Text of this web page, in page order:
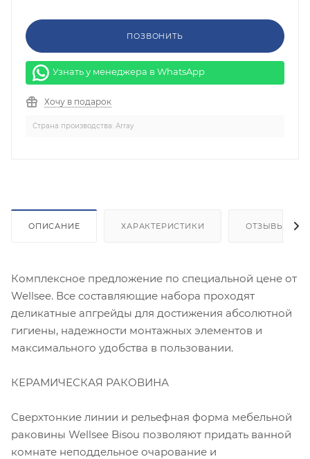
ПОЗВОНИТЬ
Узнать у менеджера в WhatsApp
Хочу в подарок
Страна производства: Array
ОПИСАНИЕ ХАРАКТЕРИСТИКИ ОТЗЫВЫ
Комплексное предложение по специальной цене от
Wellsee. Все составляющие набора проходят
деликатные апгрейды для достижения абсолютной
гигиены, надежности монтажных элементов и
максимального удобства в пользовании.
КЕРАМИЧЕСКАЯ РАКОВИНА
Сверхтонкие линии и рельефная форма мебельной
раковины Wellsee Bisou позволяют придать ванной
комнате неподдельное очарование и